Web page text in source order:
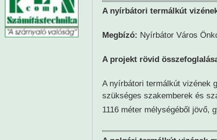
A nyírbátori termálkút
Megbízó: Nyírbátor Város
A projekt rövid
A nyírbátori termálkút vizének
szükséges szakemberek és
1116 méter mélységéből jövő,